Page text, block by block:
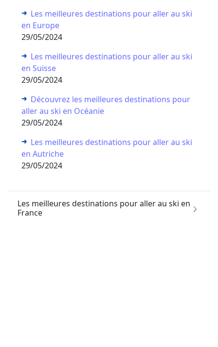
Les meilleures destinations pour aller au ski
en Europe
29/05/2024
Les meilleures destinations pour aller au ski
en Suisse
29/05/2024
Découvrez les meilleures destinations pour
aller au ski en Océanie
29/05/2024
Les meilleures destinations pour aller au ski
en Autriche
29/05/2024
Les meilleures destinations pour aller au ski en
France